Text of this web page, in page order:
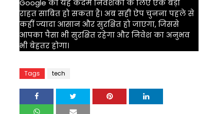
Google का यह कदम निवेशकों के लिए एक बड़ी
राहत साबित हो सकता है। अब सही ऐप चुनना पहले से
कहीं ज्यादा आसान और सुरक्षित हो जाएगा, जिससे
आपका पैसा भी सुरक्षित रहेगा और निवेश का अनुभव
भी बेहतर होगा।
Tags tech